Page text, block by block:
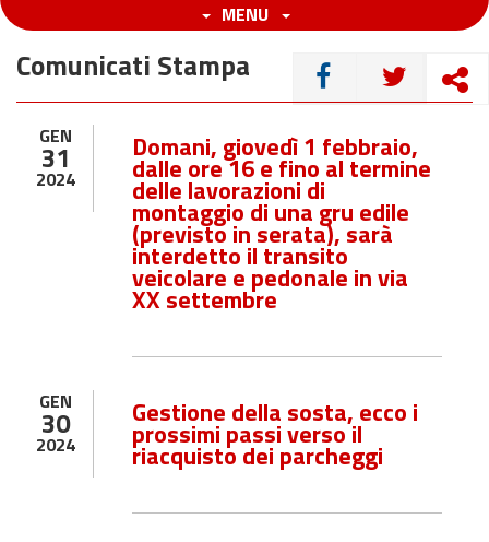
MENU
CONDIVIDI
Comunicati Stampa
GEN
31
2024
Domani, giovedì 1 febbraio,
dalle ore 16 e fino al termine
delle lavorazioni di
montaggio di una gru edile
(previsto in serata), sarà
interdetto il transito
veicolare e pedonale in via
XX settembre
GEN
30
2024
Gestione della sosta, ecco i
prossimi passi verso il
riacquisto dei parcheggi